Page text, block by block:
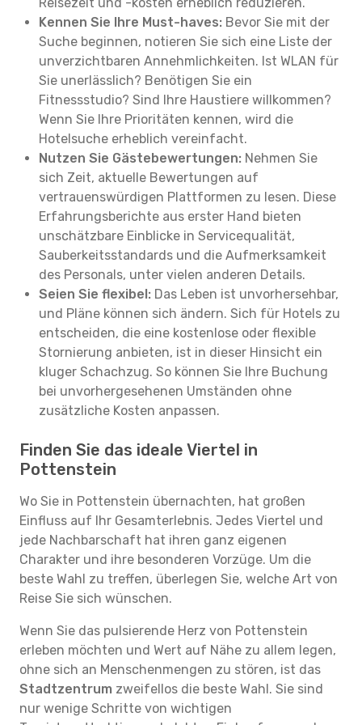
Kennen Sie Ihre Must-haves: Bevor Sie mit der
Suche beginnen, notieren Sie sich eine Liste der
unverzichtbaren Annehmlichkeiten. Ist WLAN für
Sie unerlässlich? Benötigen Sie ein
Fitnessstudio? Sind Ihre Haustiere willkommen?
Wenn Sie Ihre Prioritäten kennen, wird die
Hotelsuche erheblich vereinfacht.
Nutzen Sie Gästebewertungen: Nehmen Sie
sich Zeit, aktuelle Bewertungen auf
vertrauenswürdigen Plattformen zu lesen. Diese
Erfahrungsberichte aus erster Hand bieten
unschätzbare Einblicke in Servicequalität,
Sauberkeitsstandards und die Aufmerksamkeit
des Personals, unter vielen anderen Details.
Seien Sie flexibel: Das Leben ist unvorhersehbar,
und Pläne können sich ändern. Sich für Hotels zu
entscheiden, die eine kostenlose oder flexible
Stornierung anbieten, ist in dieser Hinsicht ein
kluger Schachzug. So können Sie Ihre Buchung
bei unvorhergesehenen Umständen ohne
zusätzliche Kosten anpassen.
Finden Sie das ideale Viertel in
Pottenstein
Wo Sie in Pottenstein übernachten, hat großen
Einfluss auf Ihr Gesamterlebnis. Jedes Viertel und
jede Nachbarschaft hat ihren ganz eigenen
Charakter und ihre besonderen Vorzüge. Um die
beste Wahl zu treffen, überlegen Sie, welche Art von
Reise Sie sich wünschen.
Wenn Sie das pulsierende Herz von Pottenstein
erleben möchten und Wert auf Nähe zu allem legen,
ohne sich an Menschenmengen zu stören, ist das
Stadtzentrum zweifellos die beste Wahl. Sie sind
nur wenige Schritte von wichtigen